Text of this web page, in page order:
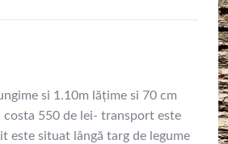
si 1.10m lățime si 70 cm
costa 550 de lei- transport este
este situat lângă targ de legume